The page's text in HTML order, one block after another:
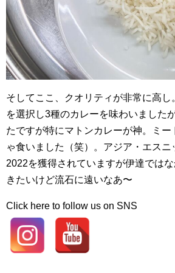
そしてここ、クオリティが非常に高
を選択し3種のカレーを味わいました
たですが特にマトンカレーが神。ミー
ゃ食いました（笑）。アジア・エス
2022を獲得されていますが伊達では
きたいけど流石に遠いなあ〜
Click here to follow us on SNS